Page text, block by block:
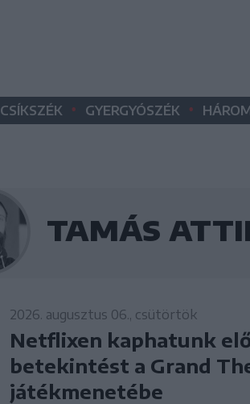
CSÍKSZÉK • GYERGYÓSZÉK •
TAMÁS
2026. augusztus 06., csütörtök
Netflixen kaphatunk
betekintést a Grand
játékmenetébe